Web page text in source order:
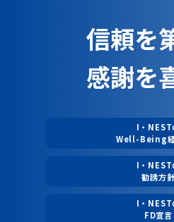
信頼を
感謝を
I・NEST
Well-Being経
I・NEST
勧誘方
I・NEST
FD宣言